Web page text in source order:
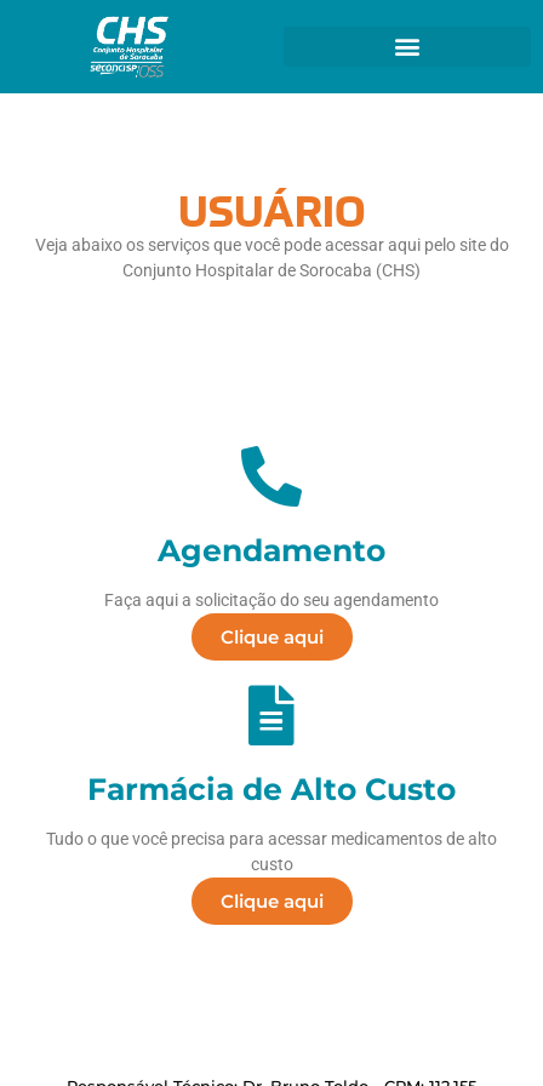
USUÁRIO
Veja abaixo os serviços que você pode acessar aqui pelo site do
Conjunto Hospitalar de Sorocaba (CHS)
Agendamento
Faça aqui a solicitação do seu agendamento
Clique aqui
Farmácia de Alto Custo
Tudo o que você precisa para acessar medicamentos de alto
custo
Clique aqui